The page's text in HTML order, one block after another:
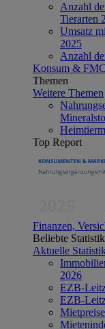
Anzahl
Tierarten
Umsatz
2025
Anzahl
Konsum &
Themen
Weitere Themen
Top Report
Finanzen,
Beliebte
Aktuelle
2026
EZB-
EZB-